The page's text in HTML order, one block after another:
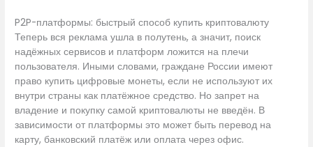
P2P-платформы: быстрый способ купить криптовалюту
Теперь вся реклама ушла в полутень, а значит, поиск
надёжных сервисов и платформ ложится на плечи
пользователя. Иными словами, граждане России имеют
право купить цифровые монеты, если не используют их
внутри страны как платёжное средство. Но запрет на
владение и покупку самой криптовалюты не введён. В
зависимости от платформы это может быть перевод на
карту, банковский платёж или оплата через офис.